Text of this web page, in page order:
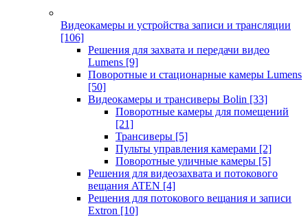
Видеокамеры и устройства записи и трансляции
[106]
Решения для захвата и передачи видео
Lumens [9]
Поворотные и стационарные камеры Lumens
[50]
Видеокамеры и трансиверы Bolin [33]
Поворотные камеры для помещений
[21]
Трансиверы [5]
Пульты управления камерами [2]
Поворотные уличные камеры [5]
Решения для видеозахвата и потокового
вещания ATEN [4]
Решения для потокового вещания и записи
Extron [10]